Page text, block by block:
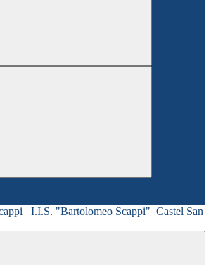
I.I.S. "Bartolomeo Scappi" Castel San